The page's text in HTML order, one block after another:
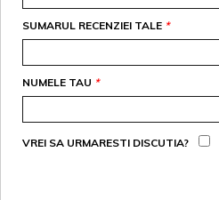
*
SUMARUL RECENZIEI TALE
*
NUMELE TAU
VREI SA URMARESTI DISCUTIA?